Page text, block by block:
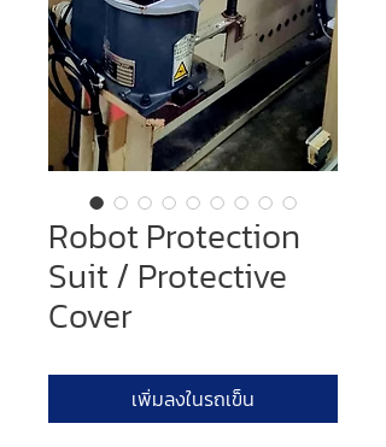
Robot Protection
Suit / Protective
Cover
เพิ่มลงในรถเข็น